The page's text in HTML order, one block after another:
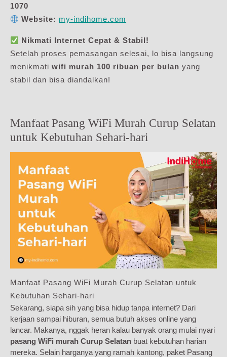
1070
Website: my-indihome.com
Nikmati Internet Cepat & Stabil!
Setelah proses pemasangan selesai, lo bisa langsung
menikmati wifi murah 100 ribuan per bulan yang
stabil dan bisa diandalkan!
Manfaat Pasang WiFi Murah Curup Selatan
untuk Kebutuhan Sehari-hari
Manfaat Pasang WiFi Murah Curup Selatan untuk
Kebutuhan Sehari-hari
Sekarang, siapa sih yang bisa hidup tanpa internet? Dari
kerjaan sampai hiburan, semua butuh akses online yang
lancar. Makanya, nggak heran kalau banyak orang mulai nyari
pasang WiFi murah Curup Selatan buat kebutuhan harian
mereka. Selain harganya yang ramah kantong, paket Pasang